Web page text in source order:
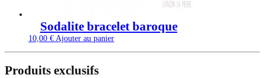
Sodalite bracelet baroque
10,00 € Ajouter au panier
Produits exclusifs